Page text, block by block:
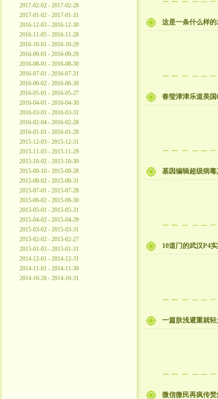
2017-02-02 - 2017-02-28
2017-01-02 - 2017-01-31
2016-12-03 - 2016-12-30
2016-11-05 - 2016-11-28
2016-10-01 - 2016-10-29
2016-09-01 - 2016-09-29
2016-08-01 - 2016-08-30
2016-07-01 - 2016-07-31
2016-06-02 - 2016-06-30
2016-05-01 - 2016-05-27
2016-04-01 - 2016-04-30
2016-03-01 - 2016-03-31
2016-02-04 - 2016-02-28
2016-01-01 - 2016-01-28
2015-12-03 - 2015-12-31
2015-11-03 - 2015-11-29
2015-10-02 - 2015-10-30
2015-09-10 - 2015-09-28
2015-08-02 - 2015-08-31
2015-07-01 - 2015-07-28
2015-06-02 - 2015-06-30
2015-05-01 - 2015-05-31
2015-04-02 - 2015-04-29
2015-03-02 - 2015-03-31
2015-02-02 - 2015-02-27
2015-01-03 - 2015-01-31
2014-12-01 - 2014-12-31
2014-11-01 - 2014-11-30
2014-10-26 - 2014-10-31
这是一条什么样
春莹津津乐道美
基因编辑超级病
10道门的武汉P4
一篇肤浅避重就
微信微民再疯传